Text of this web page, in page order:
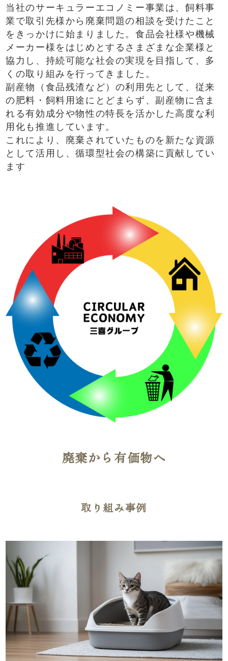
当社のサーキュラーエコノミー事業は、飼料事
業で取引先様から廃棄問題の相談を受けたこと
をきっかけに始まりました。食品会社様や機械
メーカー様をはじめとするさまざまな企業様と
協力し、持続可能な社会の実現を目指して、多
くの取り組みを行ってきました。
副産物（食品残渣など）の利用先として、従来
の肥料・飼料用途にとどまらず、副産物に含ま
れる有効成分や物性の特長を活かした高度な利
用化も推進しています。
これにより、廃棄されていたものを新たな資源
として活用し、循環型社会の構築に貢献してい
ます
廃棄から有価物へ
取り組み事例